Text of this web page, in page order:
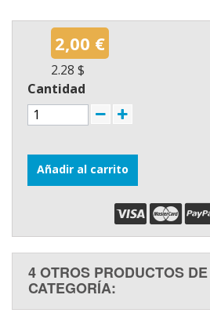
2,00 €
2.28 $
Cantidad
Añadir al carrito
4 OTROS PRODUCTOS
CATEGORÍA: